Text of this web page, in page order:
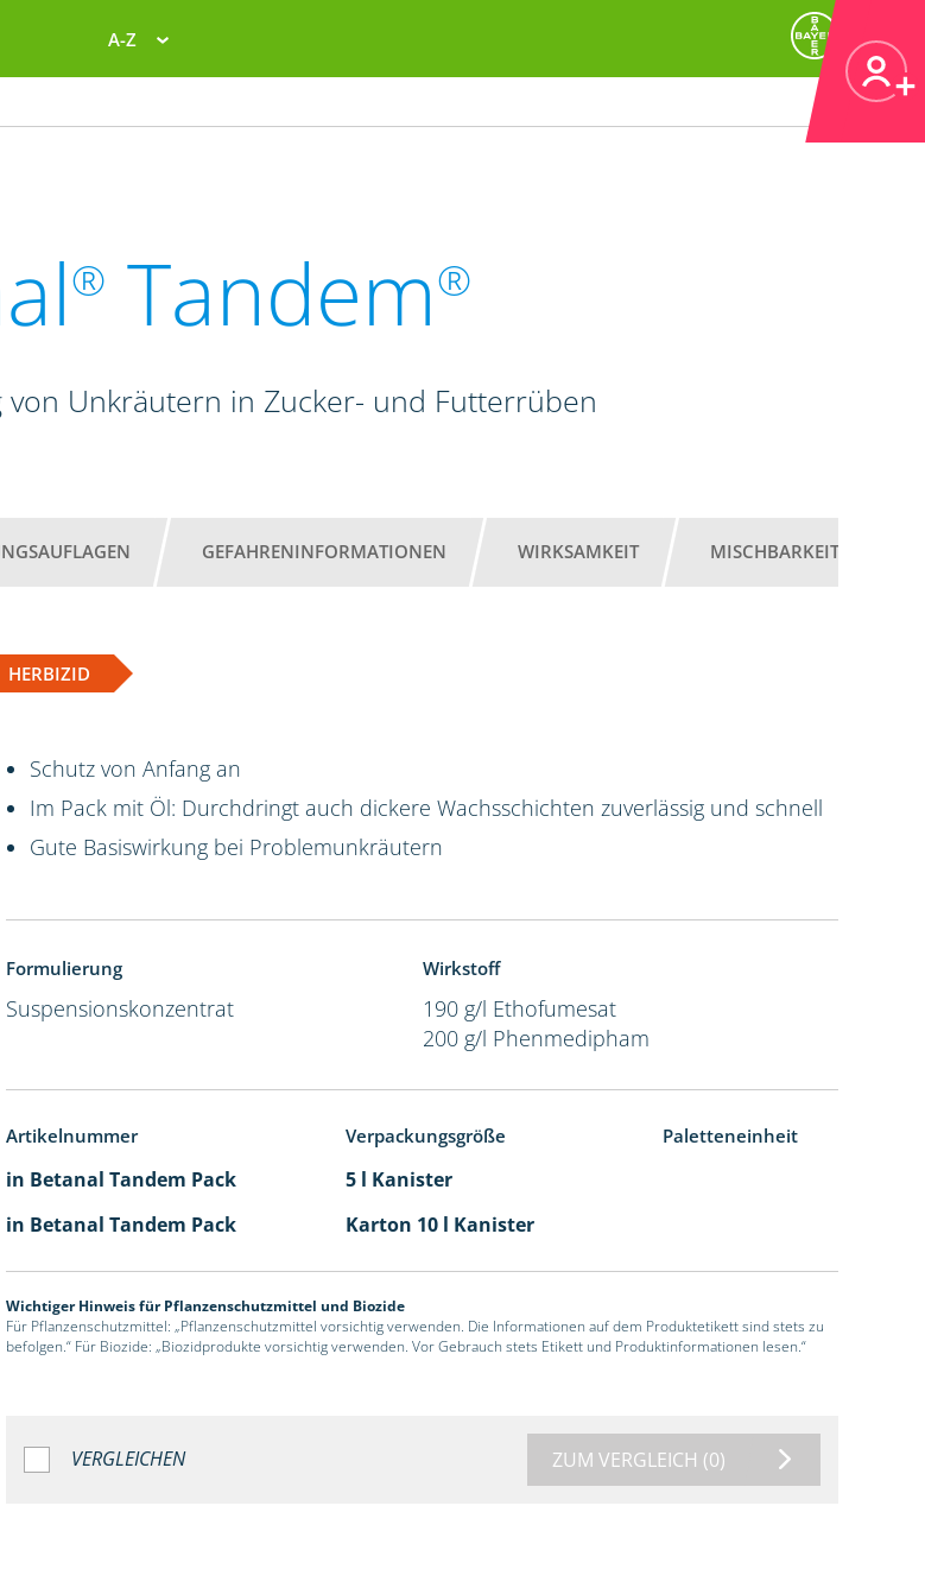
A-Z
® Tandem®
Unkräutern in Zucker- und Futterrüben
GEFAHRENINFORMATIONEN WIRKSAMKEIT MISCHBARKEIT
HERBIZID
Schutz von Anfang an
Im Pack mit Öl: Durchdringt auch dickere Wachsschichten zuverlässig und schnell
Gute Basiswirkung bei Problemunkräutern
Formulierung
Suspensionskonzentrat
Wirkstoff
190 g/l Ethofumesat
200 g/l Phenmedipham
Artikelnummer Verpackungsgröße Paletteneinheit
in Betanal Tandem Pack
5 l Kanister
in Betanal Tandem Pack
Karton 10 l Kanister
Wichtiger Hinweis für Pflanzenschutzmittel und Biozide
Für Pflanzenschutzmittel: „Pflanzenschutzmittel vorsichtig verwenden. Die Informationen auf dem Produktetikett sind stets zu
befolgen.“ Für Biozide: „Biozidprodukte vorsichtig verwenden. Vor Gebrauch stets Etikett und Produktinformationen lesen.“
VERGLEICHEN ZUM VERGLEICH (0)